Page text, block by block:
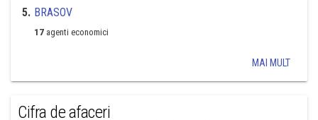
5. BRASOV
17 agenti economici
MAI MULT
Cifra de afaceri